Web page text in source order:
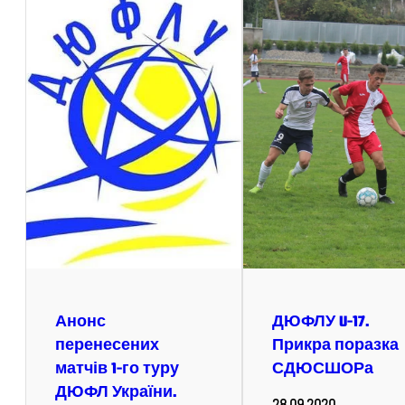
Анонс
перенесених
матчів 1-го туру
ДЮФЛ України.
ДЮФЛУ U-17.
Прикра поразка
СДЮСШОРа